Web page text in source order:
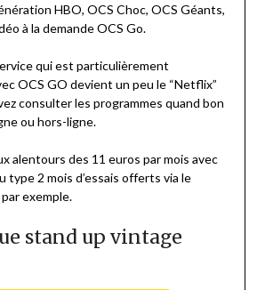
HBO, OCS Choc, OCS Géants,
à la demande OCS Go.
qui est particulièrement
OCS GO devient un peu le “Netflix”
consulter les programmes quand bon
ou hors-ligne.
alentours des 11 euros par mois avec
type 2 mois d’essais offerts via le
exemple.
stand up vintage